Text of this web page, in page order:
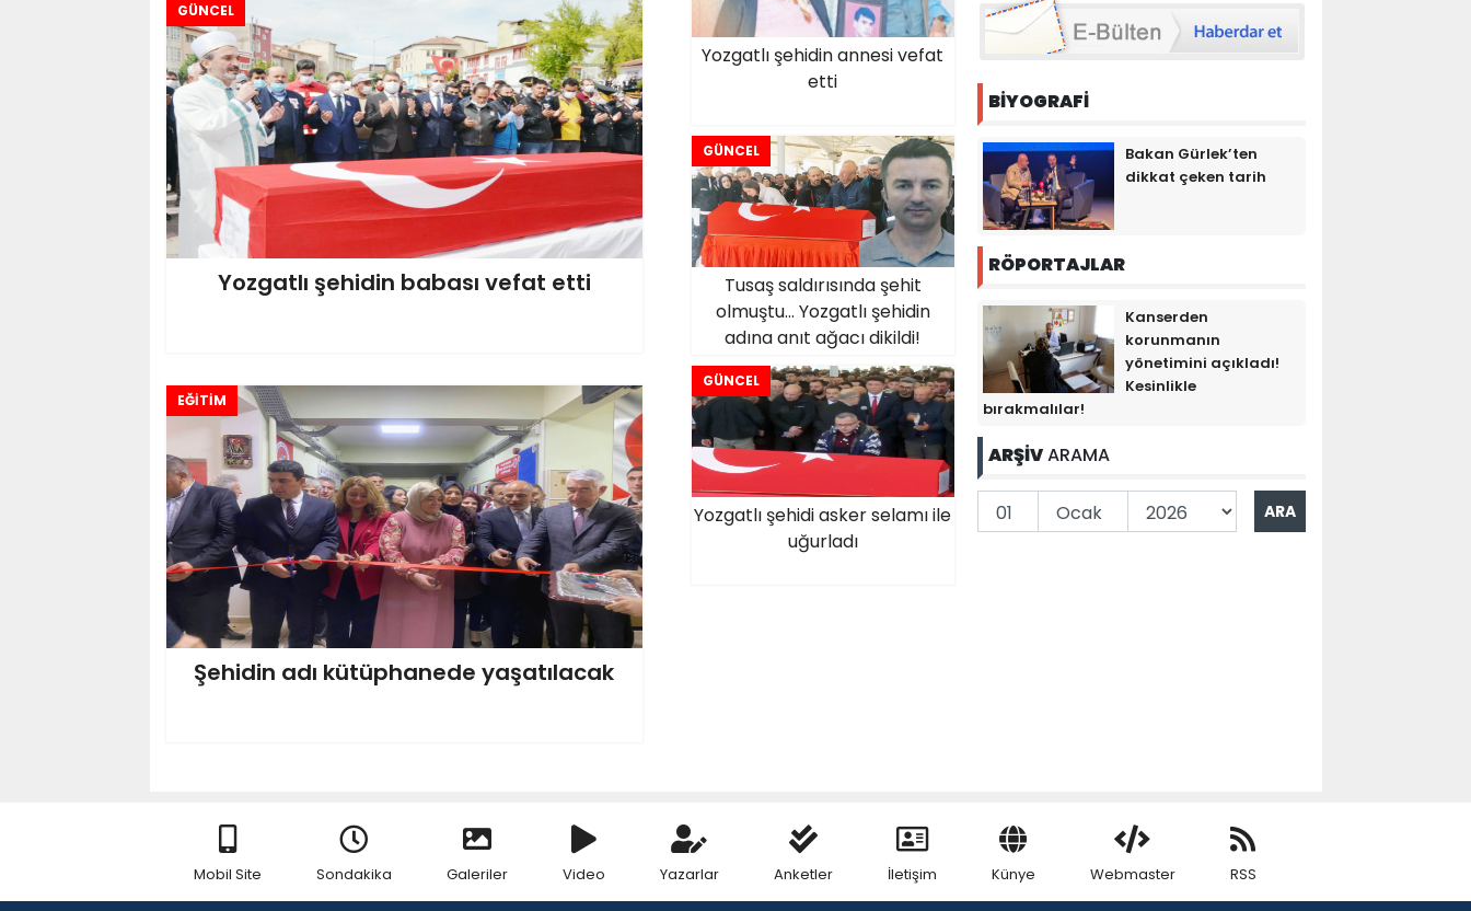
Yozgatlı şehidin annesi vefat
etti
GÜNCEL
Yozgatlı şehidin babası vefat etti
GÜNCEL
Tusaş saldırısında şehit
olmuştu... Yozgatlı şehidin
adına anıt ağacı dikildi!
GÜNCEL
Yozgatlı şehidi asker selamı ile
uğurladı
EĞİTİM
Şehidin adı kütüphanede yaşatılacak
BİYOGRAFİ
Bakan Gürlek’ten
dikkat çeken tarih
RÖPORTAJLAR
Kanserden
korunmanın
yönetimini açıkladı!
Kesinlikle
bırakmalılar!
ARŞİVARAMA
Mobil Site Sondakika Galeriler Video Yazarlar Anketler İletişim Künye Webmaster RSS